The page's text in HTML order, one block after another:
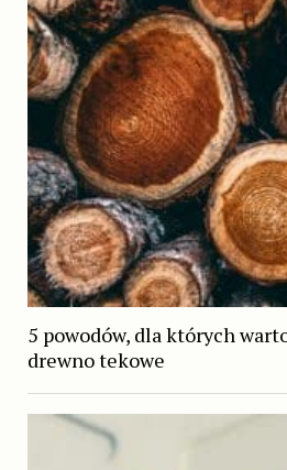
5 powodów, dla których
drewno tekowe